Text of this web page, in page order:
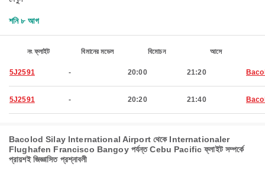
শনি ৮ আগ
নং ফ্লাইট বিমানের মডেল বিমোচন আসে
5J2591 - 20:00 21:20
5J2591 - 20:20 21:40
Bacolod Silay International Airport থেকে Internationaler
Flughafen Francisco Bangoy পর্যন্ত Cebu Pacific ফ্লাইট সম্পর্কে
প্রায়শই জিজ্ঞাসিত প্রশ্নাবলী